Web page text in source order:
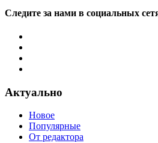
Следите за нами в социальных
Актуально
Новое
Популярные
От редактора